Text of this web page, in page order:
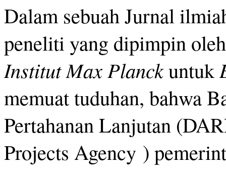
Dalam sebuah Jurnal
peneliti yang dipimpin
Institut Max Planckuntuk
memuat tuduhan, bahwa
Pertahanan Lanjutan
Projects Agency )